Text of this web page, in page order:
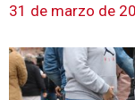
31 de marzo de